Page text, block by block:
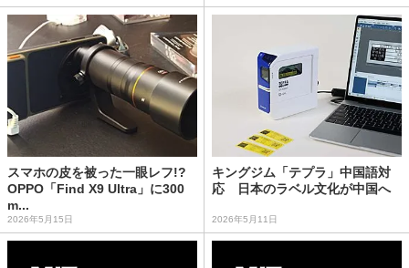
スマホの皮を被った一眼レフ!?
OPPO「Find X9 Ultra」に300
m...
2026年5月15日
キングジム「テプラ」中国語対
応 日本のラベル文化が中国へ
2026年5月11日